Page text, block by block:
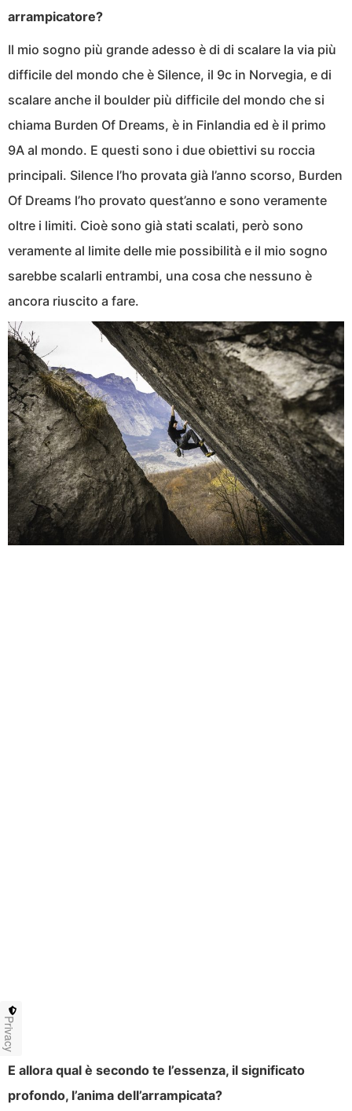
arrampicatore?
Il mio sogno più grande adesso è di di scalare la via più
difficile del mondo che è Silence, il 9c in Norvegia, e di
scalare anche il boulder più difficile del mondo che si
chiama Burden Of Dreams, è in Finlandia ed è il primo
9A al mondo. E questi sono i due obiettivi su roccia
principali. Silence l’ho provata già l’anno scorso, Burden
Of Dreams l’ho provato quest’anno e sono veramente
oltre i limiti. Cioè sono già stati scalati, però sono
veramente al limite delle mie possibilità e il mio sogno
sarebbe scalarli entrambi, una cosa che nessuno è
ancora riuscito a fare.
E allora qual è secondo te l’essenza, il significato
profondo, l’anima dell’arrampicata?
Privacy